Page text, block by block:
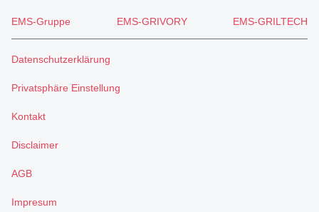
EMS-Gruppe EMS-GRIVORY EMS-GRILTECH
Datenschutzerklärung
Privatsphäre Einstellung
Kontakt
Disclaimer
AGB
Impresum